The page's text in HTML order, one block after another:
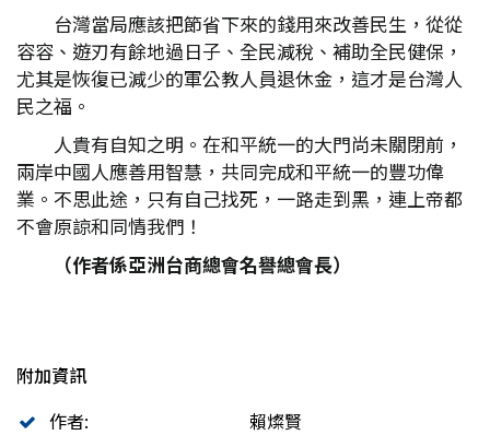
台灣當局應該把節省下來的錢用來改善民生，從從
容容、遊刃有餘地過日子、全民減稅、補助全民健保，
尤其是恢復已減少的軍公教人員退休金，這才是台灣人
民之福。
人貴有自知之明。在和平統一的大門尚未關閉前，
兩岸中國人應善用智慧，共同完成和平統一的豐功偉
業。不思此途，只有自己找死，一路走到黑，連上帝都
不會原諒和同情我們！
（作者係亞洲台商總會名譽總會長）
附加資訊
作者:
賴燦賢